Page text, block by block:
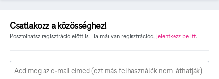
Csatlakozz a közösséghez!
Posztolhatsz regisztráció előtt is. Ha már van regisztrációd, jelentkezz be itt.